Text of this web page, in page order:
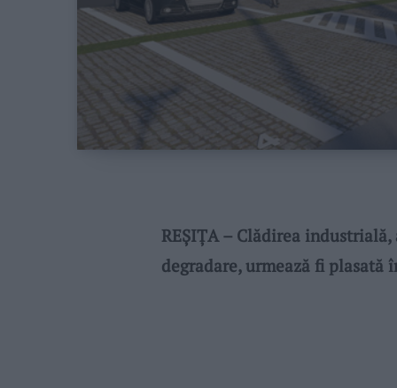
REȘIȚA – Clădirea
degradare, urmează fi